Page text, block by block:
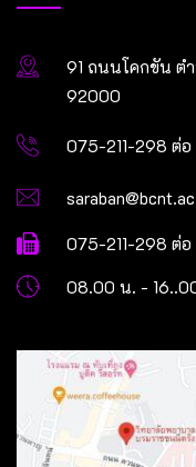
91 ถนนโคกขัน ต
92000
075-211-298 ต่อ
075-211-298 ต่อ
08.00 น. -